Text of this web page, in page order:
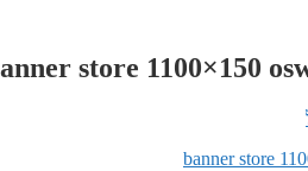
store 1100×150
banner store